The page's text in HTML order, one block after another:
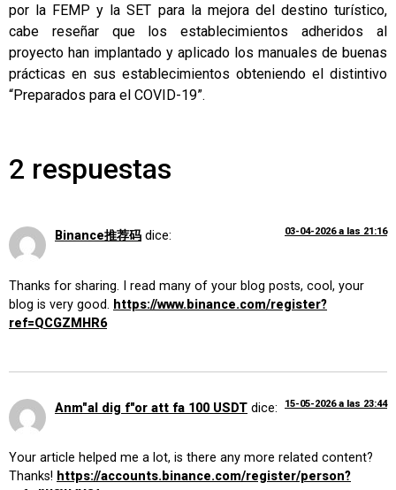
por la FEMP y la SET para la mejora del destino turístico,
cabe reseñar que los establecimientos adheridos al
proyecto han implantado y aplicado los manuales de buenas
prácticas en sus establecimientos obteniendo el distintivo
“Preparados para el COVID-19”.
2 respuestas
Binance推荐码 dice: 03-04-2026 a las 21:16
Thanks for sharing. I read many of your blog posts, cool, your
blog is very good. https://www.binance.com/register?
ref=QCGZMHR6
Anm"al dig f"or att fa 100 USDT dice: 15-05-2026 a las 23:44
Your article helped me a lot, is there any more related content?
Thanks! https://accounts.binance.com/register/person?